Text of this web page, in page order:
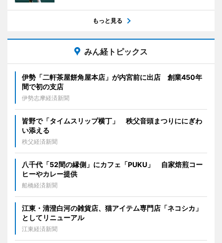
もっと見る
みん経トピックス
伊勢「二軒茶屋餅角屋本店」が内宮前に出店 創業450年
間で初の支店
伊勢志摩経済新聞
皆野で「タイムスリップ横丁」 秩父音頭まつりににぎわ
い添える
秩父経済新聞
八千代「52間の縁側」にカフェ「PUKU」 自家焙煎コー
ヒーやカレー提供
船橋経済新聞
江東・清澄白河の雑貨店、猫アイテム専門店「ネコシカ」
としてリニューアル
江東経済新聞